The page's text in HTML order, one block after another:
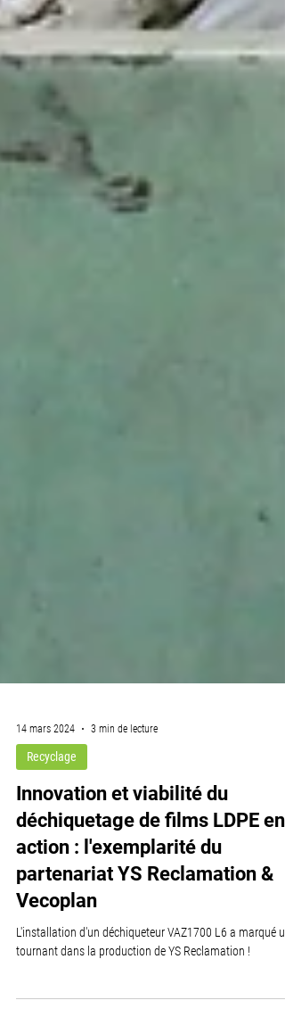
14 mars 2024
Recyclage
Innovation et viabilité du
déchiquetage de films LDPE en
action : l'exemplarité du
partenariat YS Reclamation &
Vecoplan